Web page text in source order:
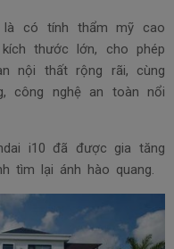
là có tính thẩm mỹ cao
thước lớn, cho phép
nội thất rộng rãi, cùng
công nghệ an toàn nổi
i10 đã được gia tăng
tìm lại ánh hào quang.